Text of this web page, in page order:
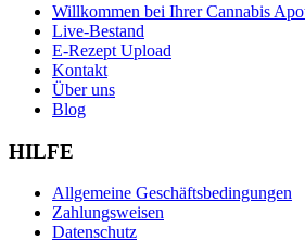
Willkommen bei Ihrer Cannabis
Live-Bestand
E-Rezept Upload
Kontakt
Über uns
Blog
HILFE
Allgemeine Geschäftsbedingungen
Zahlungsweisen
Datenschutz